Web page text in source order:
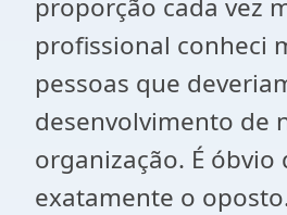
proporção cada vez
profissional conheci
pessoas que
desenvolvimento de
organização. É
exatamente o